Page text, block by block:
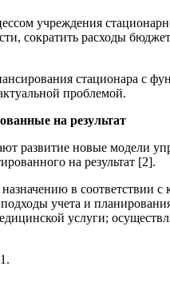
учреждения
сократить расходы
стационара с
проблемой.
на результат
развитие новые модели
на результат [2].
в соответствии с
учета и
услуги;